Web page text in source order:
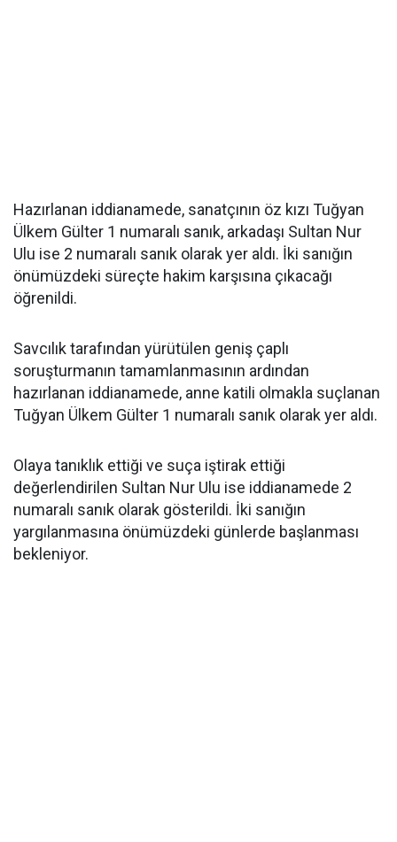
Hazırlanan iddianamede, sanatçının öz kızı Tuğyan
Ülkem Gülter 1 numaralı sanık, arkadaşı Sultan Nur
Ulu ise 2 numaralı sanık olarak yer aldı. İki sanığın
önümüzdeki süreçte hakim karşısına çıkacağı
öğrenildi.
Savcılık tarafından yürütülen geniş çaplı
soruşturmanın tamamlanmasının ardından
hazırlanan iddianamede, anne katili olmakla suçlanan
Tuğyan Ülkem Gülter 1 numaralı sanık olarak yer aldı.
Olaya tanıklık ettiği ve suça iştirak ettiği
değerlendirilen Sultan Nur Ulu ise iddianamede 2
numaralı sanık olarak gösterildi. İki sanığın
yargılanmasına önümüzdeki günlerde başlanması
bekleniyor.